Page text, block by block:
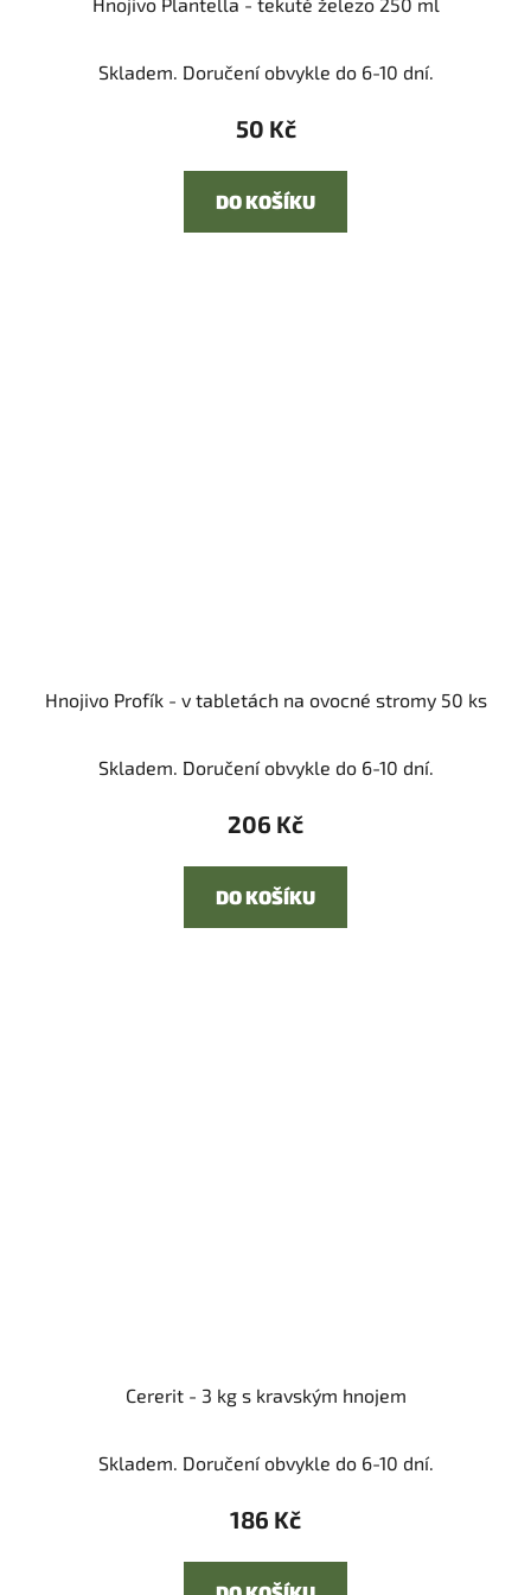
Skladem. Doručení obvykle do 6-10 dní.
50 Kč
DO KOŠÍKU
Hnojivo Profík - v tabletách na ovocné stromy 50 ks
Skladem. Doručení obvykle do 6-10 dní.
206 Kč
DO KOŠÍKU
Cererit - 3 kg s kravským hnojem
Skladem. Doručení obvykle do 6-10 dní.
186 Kč